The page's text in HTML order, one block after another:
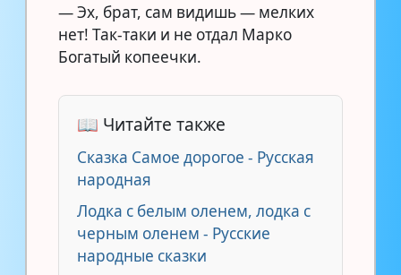
— Эх, брат, сам видишь — мелких
нет! Так-таки и не отдал Марко
Богатый копеечки.
📖 Читайте также
Сказка Самое дорогое - Русская
народная
Лодка с белым оленем, лодка с
черным оленем - Русские
народные сказки